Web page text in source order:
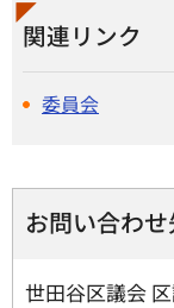
関連リンク
委員会
お問い合わせ
世田谷区議会